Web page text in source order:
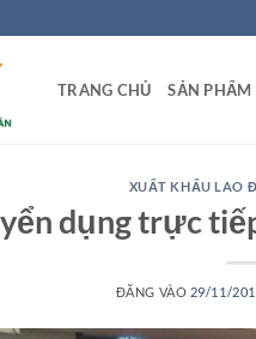
TRANG CHỦ SẢN PHẨM
XUẤT KHẨU LAO
dụng trực
ĐĂNG VÀO 29/11/